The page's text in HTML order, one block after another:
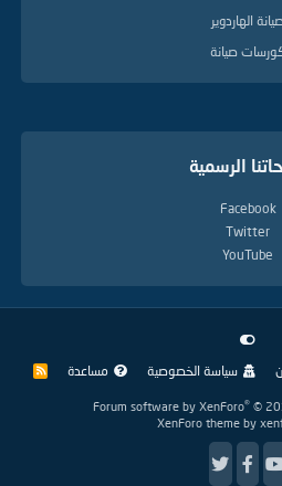
الهاردوير
صيانة
الرسمية
Facebook
Twitter
YouTube
سياسة الخصوصية مساعدة
R
Forum software by XenForo® ©
XenForo theme by